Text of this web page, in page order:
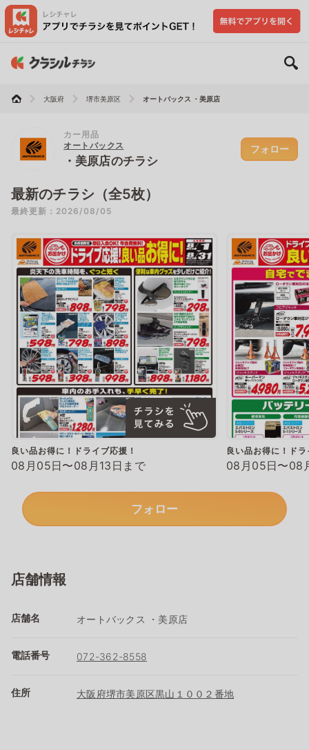
大阪府 堺市美原区 オートバックス ・美原店
カー用品
オートバックス
・美原店のチラシ
フォロー
最新のチラシ（全5枚）
最終更新：2026/08/05
良い品お得に！ドライブ応援！
08月05日〜08月13日まで
良い品お得に！ド
08月05日〜08
フォロー
店舗情報
店舗名 オートバックス ・美原店
電話番号 072-362-8558
住所 大阪府堺市美原区黒山１００２番地